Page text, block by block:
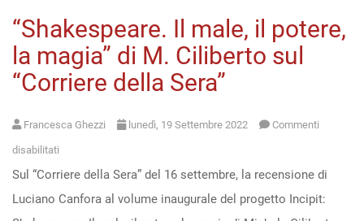
“Shakespeare. Il male, il potere,
la magia” di M. Ciliberto sul
“Corriere della Sera”
Francesca Ghezzi lunedì, 19 Settembre 2022 Commenti
disabilitati
“Shakespeare.
Il
Sul “Corriere della Sera” del 16 settembre, la recensione di
Luciano Canfora al volume inaugurale del progetto Incipit: